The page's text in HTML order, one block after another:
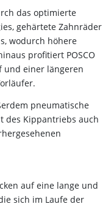
das optimierte
gehärtete Zahnräder
wodurch höhere
profitiert POSCO
und einer längeren
pneumatische
des Kippantriebs auch
auf eine lange und
sich im Laufe der